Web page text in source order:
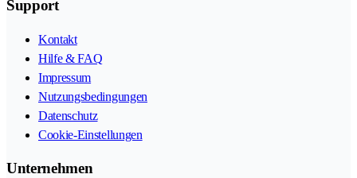
Support
Kontakt
Hilfe & FAQ
Impressum
Nutzungsbedingungen
Datenschutz
Cookie-Einstellungen
Unternehmen